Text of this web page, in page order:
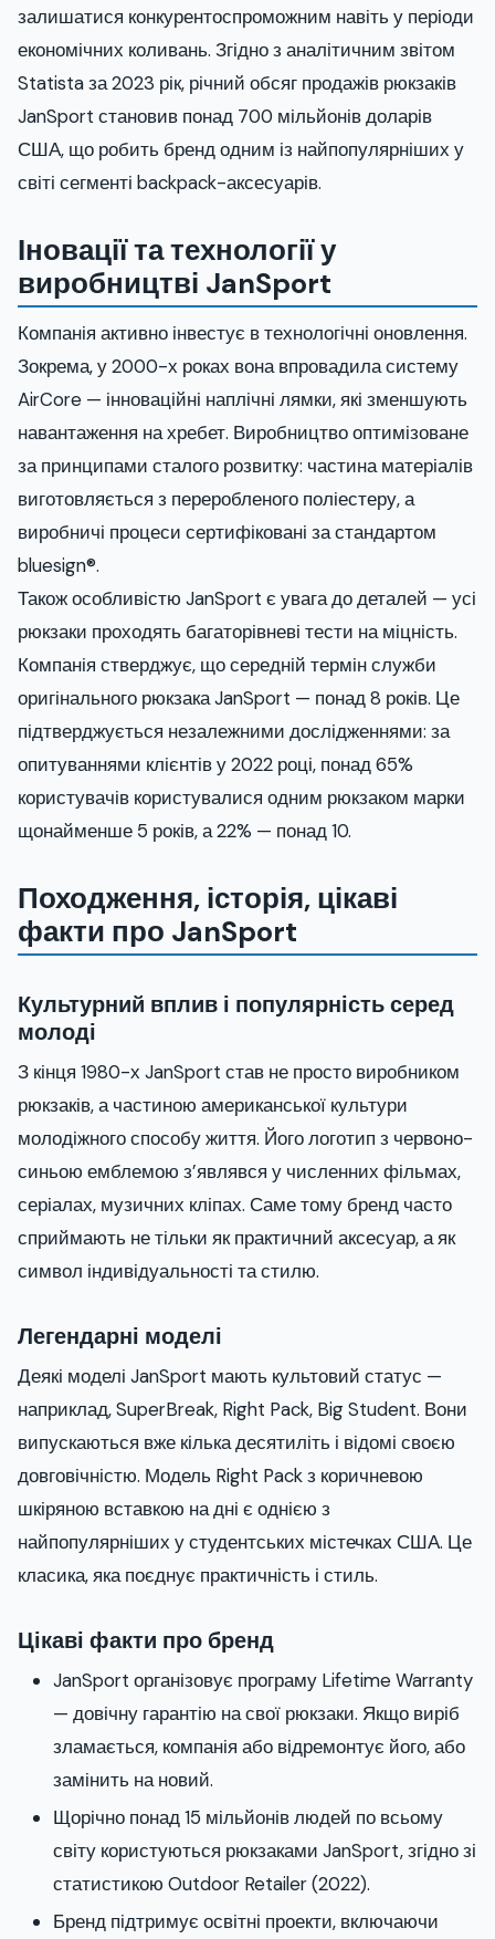
залишатися конкурентоспроможним навіть у періоди
економічних коливань. Згідно з аналітичним звітом
Statista за 2023 рік, річний обсяг продажів рюкзаків
JanSport становив понад 700 мільйонів доларів
США, що робить бренд одним із найпопулярніших у
світі сегменті backpack-аксесуарів.
Іновації та технології у
виробництві JanSport
Компанія активно інвестує в технологічні оновлення.
Зокрема, у 2000-х роках вона впровадила систему
AirCore — інноваційні наплічні лямки, які зменшують
навантаження на хребет. Виробництво оптимізоване
за принципами сталого розвитку: частина матеріалів
виготовляється з переробленого поліестеру, а
виробничі процеси сертифіковані за стандартом
bluesign®.
Також особливістю JanSport є увага до деталей — усі
рюкзаки проходять багаторівневі тести на міцність.
Компанія стверджує, що середній термін служби
оригінального рюкзака JanSport — понад 8 років. Це
підтверджується незалежними дослідженнями: за
опитуваннями клієнтів у 2022 році, понад 65%
користувачів користувалися одним рюкзаком марки
щонайменше 5 років, а 22% — понад 10.
Походження, історія, цікаві
факти про JanSport
Культурний вплив і популярність серед
молоді
З кінця 1980-х JanSport став не просто виробником
рюкзаків, а частиною американської культури
молодіжного способу життя. Його логотип з червоно-
синьою емблемою з’являвся у численних фільмах,
серіалах, музичних кліпах. Саме тому бренд часто
сприймають не тільки як практичний аксесуар, а як
символ індивідуальності та стилю.
Легендарні моделі
Деякі моделі JanSport мають культовий статус —
наприклад, SuperBreak, Right Pack, Big Student. Вони
випускаються вже кілька десятиліть і відомі своєю
довговічністю. Модель Right Pack з коричневою
шкіряною вставкою на дні є однією з
найпопулярніших у студентських містечках США. Це
класика, яка поєднує практичність і стиль.
Цікаві факти про бренд
JanSport організовує програму Lifetime Warranty
— довічну гарантію на свої рюкзаки. Якщо виріб
зламається, компанія або відремонтує його, або
замінить на новий.
Щорічно понад 15 мільйонів людей по всьому
світу користуються рюкзаками JanSport, згідно зі
статистикою Outdoor Retailer (2022).
Бренд підтримує освітні проекти, включаючи